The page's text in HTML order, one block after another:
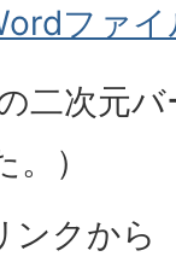
ファ
二次元
）
ンクから